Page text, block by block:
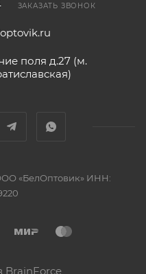
ЗАКАЗАТЬ ЗВОНОК
поля д.27 (м.
«БелОптовик» ИНН:
BrainForce